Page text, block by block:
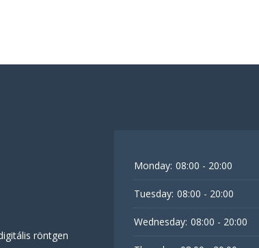
röntgen
Monday: 08:00 - 20:00
Tuesday: 08:00 - 20:00
Wednesday: 08:00 - 20:00